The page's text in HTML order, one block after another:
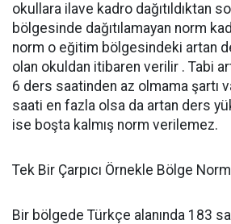
okullara ilave kadro dağıtıldıktan
bölgesinde dağıtılamayan norm
norm o eğitim bölgesindeki artan
olan okuldan itibaren verilir . Tabi
6 ders saatinden az olmama şartı
saati en fazla olsa da artan ders
ise boşta kalmış norm verilemez.
Tek Bir Çarpıcı Örnekle Bölge
Bir bölgede Türkçe alanında 183